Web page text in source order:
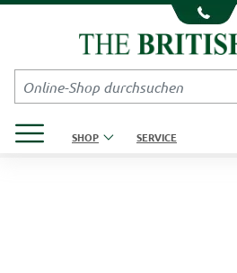
Kompletten Head der Seite überspringen
SHOP SERVICE